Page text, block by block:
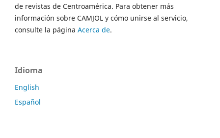
de revistas de Centroamérica. Para obtener más
información sobre CAMJOL y cómo unirse al servicio,
consulte la página Acerca de.
Idioma
English
Español